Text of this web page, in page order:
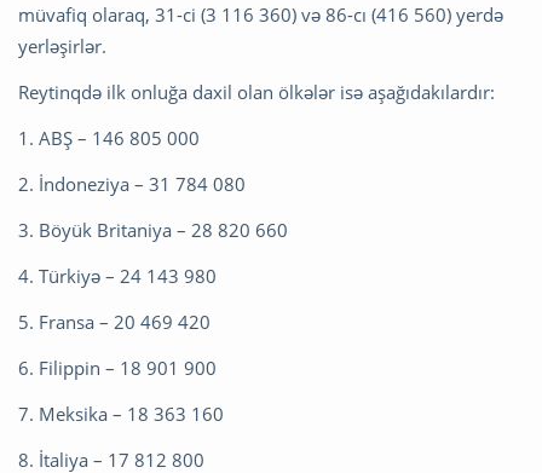
müvafiq olaraq, 31-ci (3 116 360) və 86-cı (416 560) yerdə
yerləşirlər.
Reytinqdə ilk onluğa daxil olan ölkələr isə aşağıdakılardır:
1. ABŞ – 146 805 000
2. İndoneziya – 31 784 080
3. Böyük Britaniya – 28 820 660
4. Türkiyə – 24 143 980
5. Fransa – 20 469 420
6. Filippin – 18 901 900
7. Meksika – 18 363 160
8. İtaliya – 17 812 800